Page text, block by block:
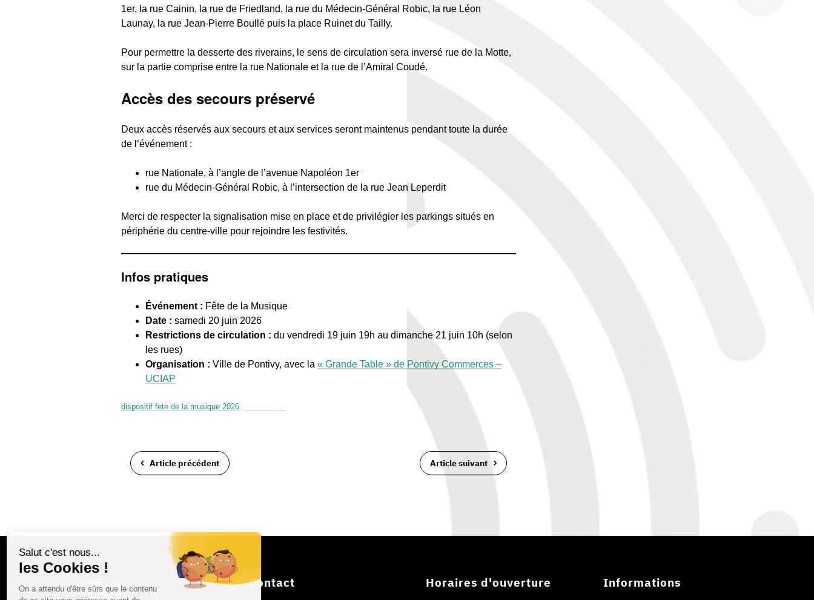
1er, la rue Cainin, la rue de Friedland, la rue du Médecin-Général Robic, la rue Léon
Launay, la rue Jean-Pierre Boullé puis la place Ruinet du Tailly.
Pour permettre la desserte des riverains, le sens de circulation sera inversé rue de la Motte,
sur la partie comprise entre la rue Nationale et la rue de l’Amiral Coudé.
Accès des secours préservé
Deux accès réservés aux secours et aux services seront maintenus pendant toute la durée
de l’événement :
rue Nationale, à l’angle de l’avenue Napoléon 1er
rue du Médecin-Général Robic, à l’intersection de la rue Jean Leperdit
Merci de respecter la signalisation mise en place et de privilégier les parkings situés en
périphérie du centre-ville pour rejoindre les festivités.
Infos pratiques
Événement : Fête de la Musique
Date : samedi 20 juin 2026
Restrictions de circulation : du vendredi 19 juin 19h au dimanche 21 juin 10h (selon
les rues)
Organisation : Ville de Pontivy, avec la « Grande Table » de Pontivy Commerces –
UCIAP
dispositif fete de la musique 2026
Article précédent Article suivant
Contact Horaires d'ouverture Informations